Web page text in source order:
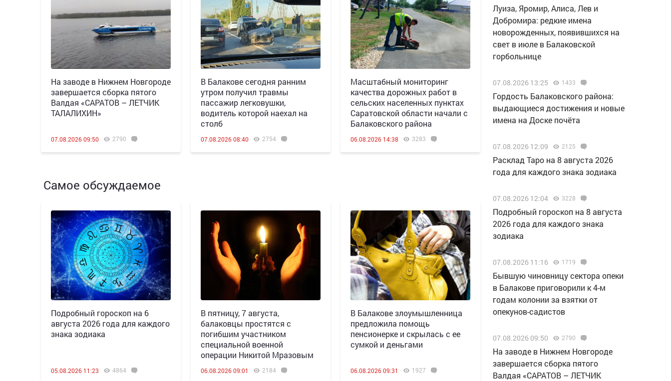
Н️а заводе в Нижнем Новгороде
завершается сборка пятого
Валдая «САРАТОВ – ЛЕТЧИК
ТАЛАЛИХИН»
07.08.2026 09:50 2790
В Балакове сегодня ранним
утром получил травмы
пассажир легковушки,
водитель которой наехал на
столб
07.08.2026 08:40 2754
Масштабный мониторинг
качества дорожных работ в
сельских населенных пунктах
Саратовской области начали с
Балаковского района
06.08.2026 14:38 3283
Самое обсуждаемое
Подробный гороскоп на 6
августа 2026 года для каждого
знака зодиака
05.08.2026 11:23 4864
В пятницу, 7 августа,
балаковцы простятся с
погибшим участником
специальной военной
операции Никитой Мразовым
06.08.2026 09:01 2184
В Балакове злоумышленница
предложила помощь
пенсионерке и скрылась с ее
сумкой и деньгами
06.08.2026 09:31 1927
Луиза, Яромир, Алиса, Лев и
Добромира: редкие имена
новорожденных, появившихся на
свет в июле в Балаковской
горбольнице
07.08.2026 13:25 1433
Гордость Балаковского района:
выдающиеся достижения и новые
имена на Доске почёта
07.08.2026 12:09 2125
Расклад Таро на 8 августа 2026
года для каждого знака зодиака
07.08.2026 12:04 3228
Подробный гороскоп на 8 августа
2026 года для каждого знака
зодиака
07.08.2026 11:16 1719
Бывшую чиновницу сектора опеки
в Балакове приговорили к 4-м
годам колонии за взятки от
опекунов-садистов
07.08.2026 09:50 2790
Н️а заводе в Нижнем Новгороде
завершается сборка пятого
Валдая «САРАТОВ – ЛЕТЧИК